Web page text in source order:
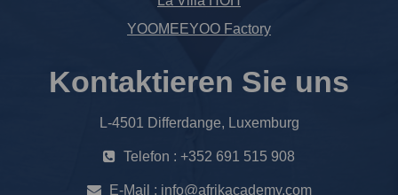
YOOMEEYOO Factory
Kontaktieren Sie uns
L-4501 Differdange, Luxemburg
Telefon : +352 691 515 908
E-Mail : info@afrikacademy.com